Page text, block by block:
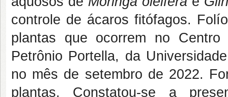
controle de ácaros fitófagos.
plantas que ocorrem no
Petrônio Portella, da
no mês de setembro de 2022.
plantas. Constatou-se a